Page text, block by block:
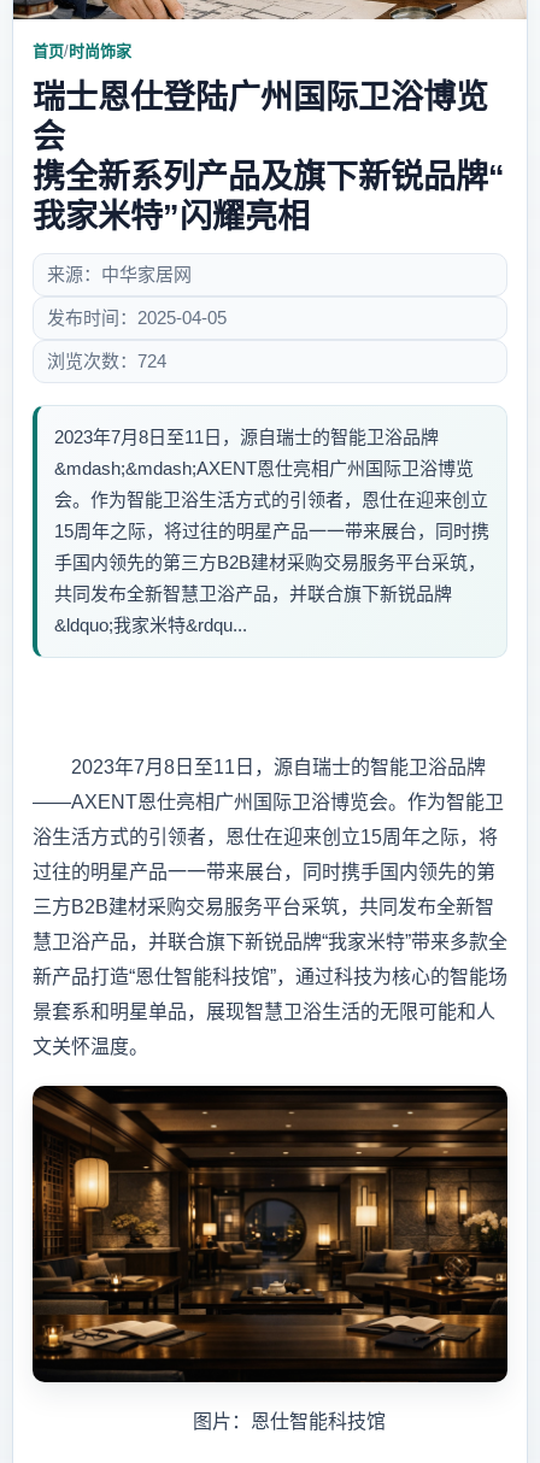
首页/时尚饰家
瑞士恩仕登陆广州国际卫浴博览
会
携全新系列产品及旗下新锐品牌“
我家米特”闪耀亮相
来源：中华家居网
发布时间：2025-04-05
浏览次数：724
2023年7月8日至11日，源自瑞士的智能卫浴品牌
&mdash;&mdash;AXENT恩仕亮相广州国际卫浴博览
会。作为智能卫浴生活方式的引领者，恩仕在迎来创立
15周年之际，将过往的明星产品一一带来展台，同时携
手国内领先的第三方B2B建材采购交易服务平台采筑，
共同发布全新智慧卫浴产品，并联合旗下新锐品牌
&ldquo;我家米特&rdqu...
2023年7月8日至11日，源自瑞士的智能卫浴品牌
——AXENT恩仕亮相广州国际卫浴博览会。作为智能卫
浴生活方式的引领者，恩仕在迎来创立15周年之际，将
过往的明星产品一一带来展台，同时携手国内领先的第
三方B2B建材采购交易服务平台采筑，共同发布全新智
慧卫浴产品，并联合旗下新锐品牌“我家米特”带来多款全
新产品打造“恩仕智能科技馆”，通过科技为核心的智能场
景套系和明星单品，展现智慧卫浴生活的无限可能和人
文关怀温度。
图片：恩仕智能科技馆